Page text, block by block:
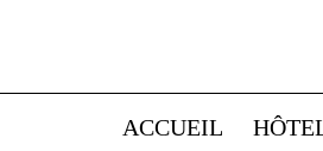
ACCUEIL